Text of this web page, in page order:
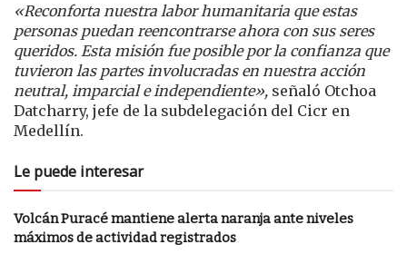
«Reconforta nuestra labor humanitaria que estas
personas puedan reencontrarse ahora con sus seres
queridos. Esta misión fue posible por la confianza que
tuvieron las partes involucradas en nuestra acción
neutral, imparcial e independiente», señaló Otchoa
Datcharry, jefe de la subdelegación del Cicr en
Medellín.
Le puede interesar
Volcán Puracé mantiene alerta naranja ante niveles
máximos de actividad registrados